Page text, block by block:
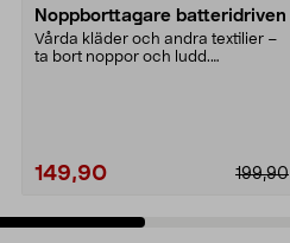
Noppborttagare batteridriven
Vårda kläder och andra textilier –
ta bort noppor och ludd.
199,90
149,90